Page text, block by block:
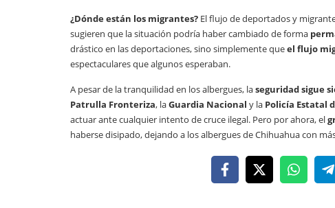
¿Dónde están los migrantes? El flujo de deportados y
sugieren que la situación podría haber cambiado de forma
drástico en las deportaciones, sino simplemente queel flujo
espectaculares que algunos esperaban.
A pesar de la tranquilidad en los albergues, laseguridad sigue
Patrulla Fronteriza, laGuardia Nacional y la Policía Estatal
actuar ante cualquier intento de cruce ilegal. Pero por ahora, el
haberse disipado, dejando a los albergues de Chihuahua con